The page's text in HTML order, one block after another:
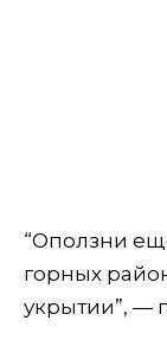
“Оползни
горных
укрытии”, —